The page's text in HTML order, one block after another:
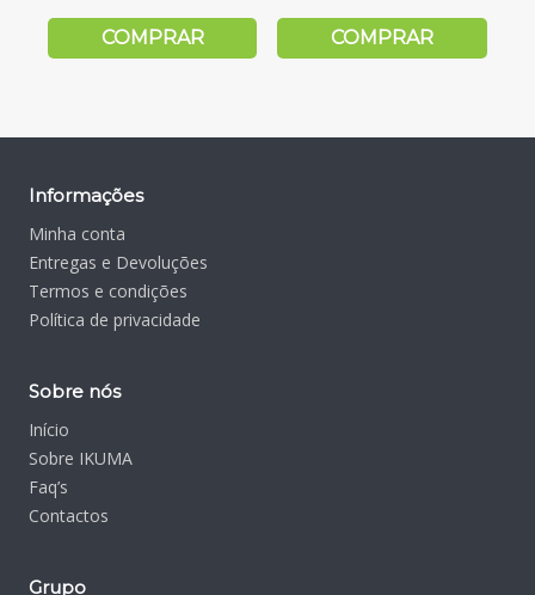
COMPRAR COMPRAR
Informações
Minha conta
Entregas e Devoluções
Termos e condições
Política de privacidade
Sobre nós
Início
Sobre IKUMA
Faq’s
Contactos
Grupo